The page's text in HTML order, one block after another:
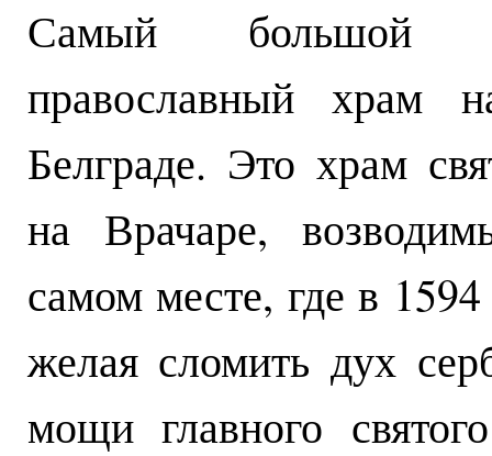
Самый
православный храм
Белграде. Это храм
на Врачаре,
самом месте, где в
желая сломить дух
мощи главного